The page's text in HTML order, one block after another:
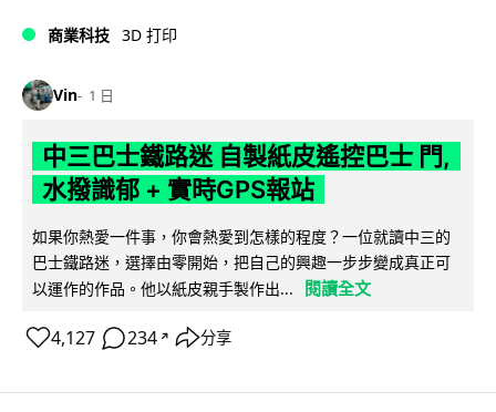
商業科技 3D 打印
Vin 1 日
中三巴士鐵路迷 自製紙皮遙控巴士 門,
水撥識郁 + 實時GPS報站
如果你熱愛一件事，你會熱愛到怎樣的程度？一位就讀中三的
巴士鐵路迷，選擇由零開始，把自己的興趣一步步變成真正可
以運作的作品。他以紙皮親手製作出...
閱讀全文
4,127 234 ↗ 分享